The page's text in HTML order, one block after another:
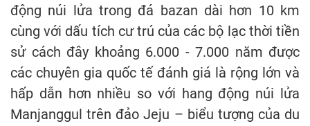
động núi lửa trong đá bazan dài hơn 10 km
cùng với dấu tích cư trú của các bộ lạc thời tiền
sử cách đây khoảng 6.000 - 7.000 năm được
các chuyên gia quốc tế đánh giá là rộng lớn và
hấp dẫn hơn nhiều so với hang động núi lửa
Manjanggul trên đảo Jeju – biểu tượng của du